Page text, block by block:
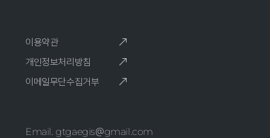
이용약관
개인정보처리방침
이메일무단수집거부
Email. gtgaegis@gmail.com